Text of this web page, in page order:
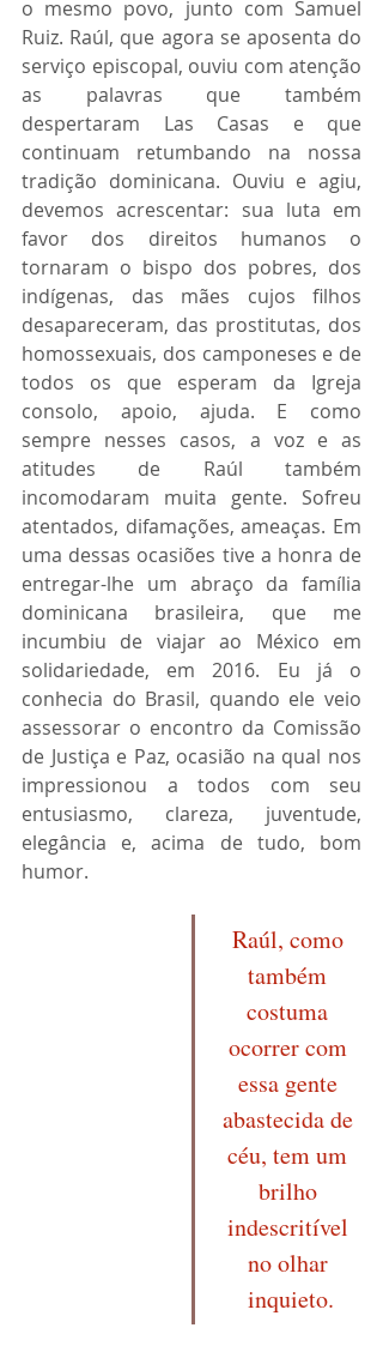
o mesmo povo, junto com Samuel
Ruiz. Raúl, que agora se aposenta do
serviço episcopal, ouviu com atenção
as palavras que também
despertaram Las Casas e que
continuam retumbando na nossa
tradição dominicana. Ouviu e agiu,
devemos acrescentar: sua luta em
favor dos direitos humanos o
tornaram o bispo dos pobres, dos
indígenas, das mães cujos filhos
desapareceram, das prostitutas, dos
homossexuais, dos camponeses e de
todos os que esperam da Igreja
consolo, apoio, ajuda. E como
sempre nesses casos, a voz e as
atitudes de Raúl também
incomodaram muita gente. Sofreu
atentados, difamações, ameaças. Em
uma dessas ocasiões tive a honra de
entregar-lhe um abraço da família
dominicana brasileira, que me
incumbiu de viajar ao México em
solidariedade, em 2016. Eu já o
conhecia do Brasil, quando ele veio
assessorar o encontro da Comissão
de Justiça e Paz, ocasião na qual nos
impressionou a todos com seu
entusiasmo, clareza, juventude,
elegância e, acima de tudo, bom
humor.
Raúl, como
também
costuma
ocorrer com
essa gente
abastecida de
céu, tem um
brilho
indescritível
no olhar
inquieto.